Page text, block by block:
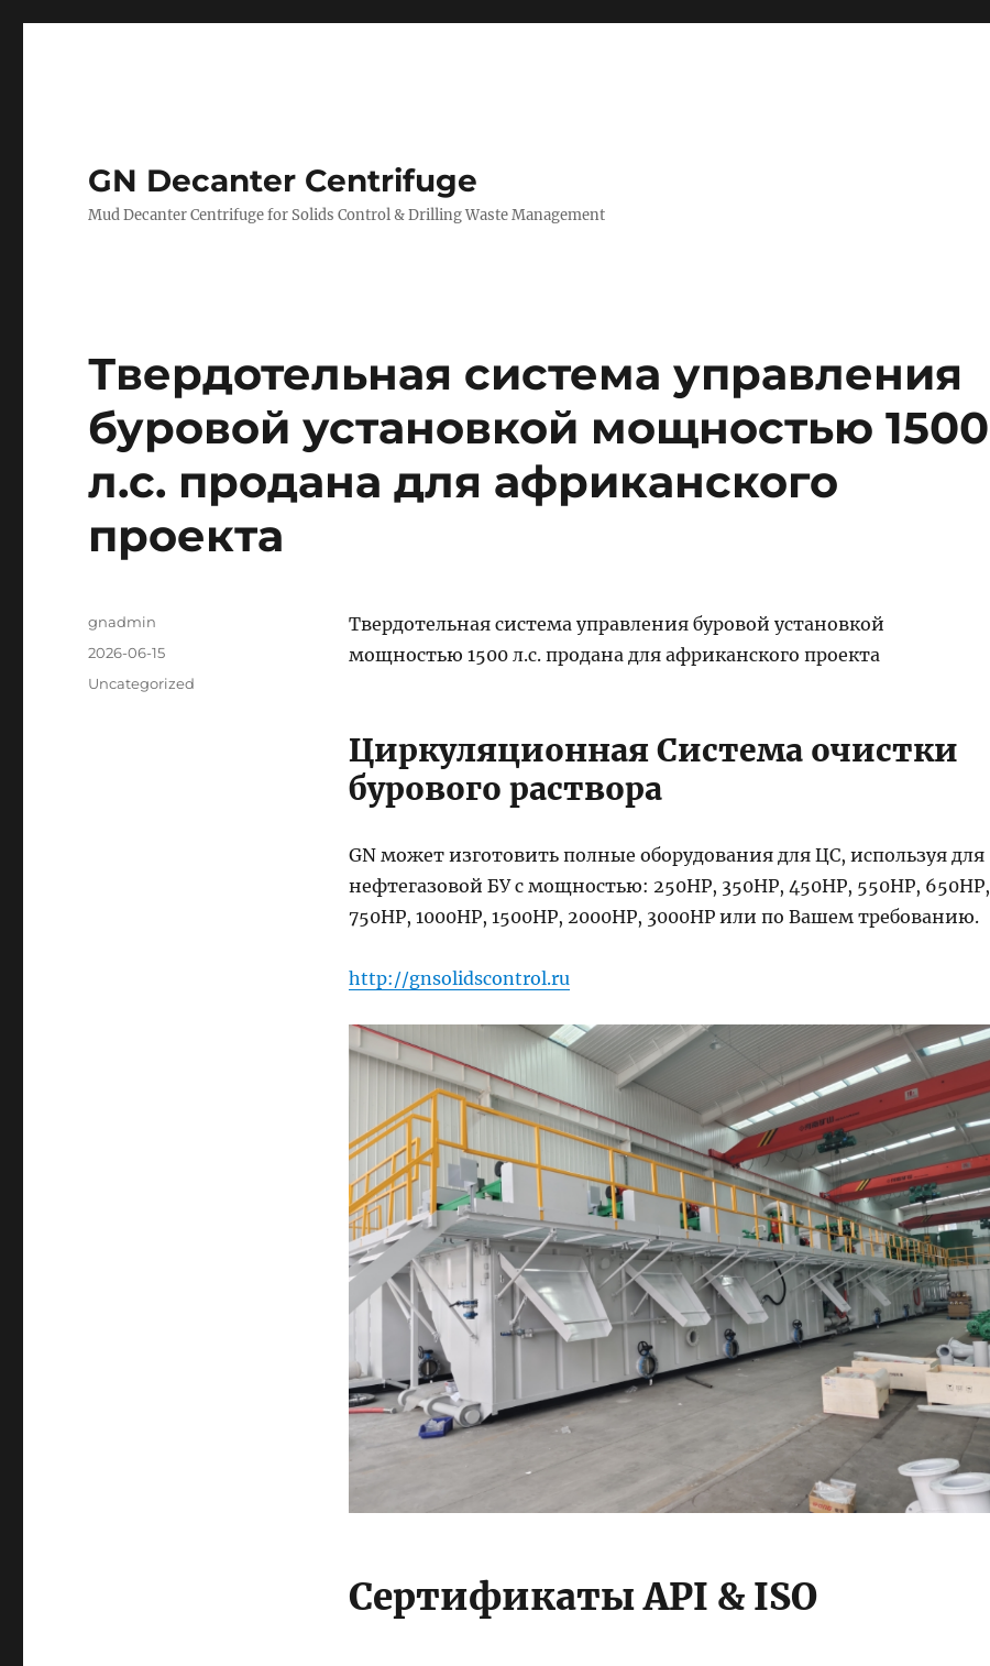
GN Decanter Centrifuge
Mud Decanter Centrifuge for Solids Control & Drilling Waste Management
Твердотельная система управления
буровой установкой мощностью 1500
л.с. продана для африканского
проекта
Твердотельная система управления буровой установкой
мощностью 1500 л.с. продана для африканского проекта
Циркуляционная Система очистки
бурового раствора
GN может изготовить полные оборудования для ЦС, используя для
нефтегазовой БУ с мощностью: 250HP, 350HP, 450HP, 550HP, 650HP,
750HP, 1000HP, 1500HP, 2000HP, 3000HP или по Вашем требованию.
http://gnsolidscontrol.ru
Сертификаты API & ISO
Author
gnadmin
Posted
2026-06-15
Categories
Uncategorized